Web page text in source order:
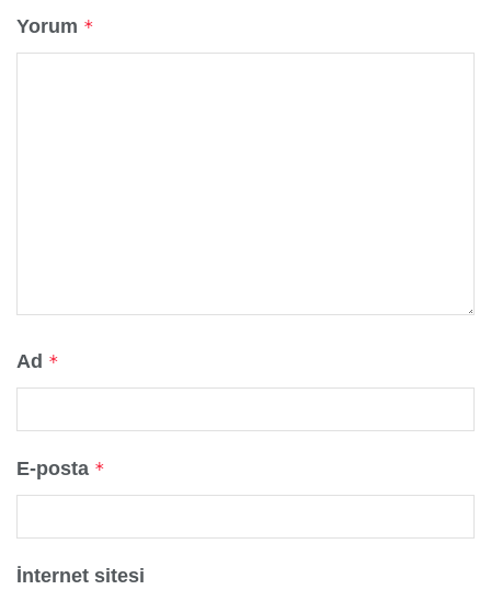
Yorum *
Ad *
E-posta *
İnternet sitesi